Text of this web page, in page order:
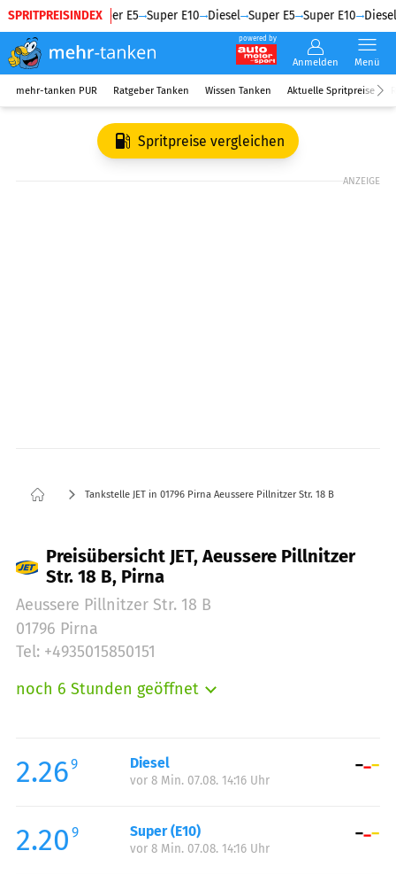
SPRITPREISINDEX
Diesel Super E5 Super E10 Diesel Super E5 Super E10 Diesel
powered by
Anmelden Menü
mehr-tanken PUR Ratgeber Tanken Wissen Tanken Aktuelle Spritpreise
Spritpreise vergleichen
ANZEIGE
Tankstelle JET in 01796 Pirna Aeussere Pillnitzer Str. 18 B
Preisübersicht JET, Aeussere Pillnitzer
Str. 18 B, Pirna
Aeussere Pillnitzer Str. 18 B
01796 Pirna
Tel: +4935015850151
noch 6 Stunden geöffnet
Mittwoch:
04:30-23:00
Donnerstag:
Samstag:
06:00-23:00
Sonntag:
2.269 Diesel
vor 8 Min. 07.08. 14:16 Uhr
2.20 9 Super (E10)
vor 8 Min. 07.08. 14:16 Uhr